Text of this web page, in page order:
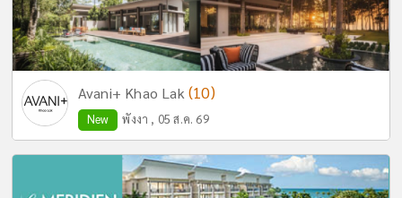
Avani+ Khao Lak (10)
New พังงา , 05 ส.ค. 69